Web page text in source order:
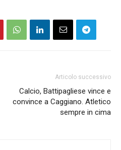
Articolo successivo
Calcio, Battipagliese vince e
convince a Caggiano. Atletico
sempre in cima